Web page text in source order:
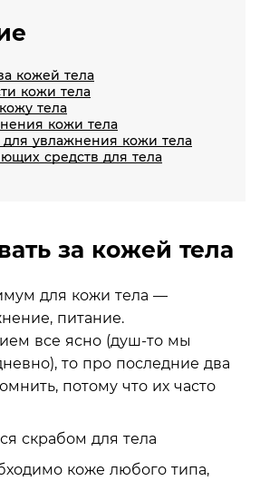
кожей тела
кожи тела
тела
кожи тела
для увлажнения кожи тела
средств для тела
за кожей тела
для кожи тела —
питание.
все ясно (душ-то мы
то про последние два
потому что их часто
коже любого типа,